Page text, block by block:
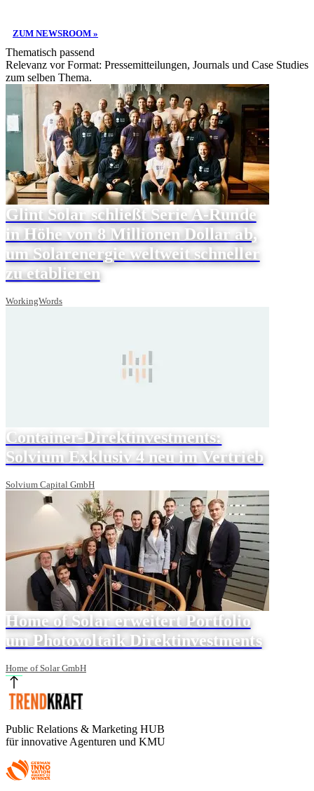
ZUM NEWSROOM »
Thematisch passend
Relevanz vor Format: Pressemitteilungen, Journals und Case Studies
zum selben Thema.
Glint Solar schließt Serie A-Runde
in Höhe von 8 Millionen Dollar ab,
um Solarenergie weltweit schneller
zu etablieren
WorkingWords
Container-Direktinvestments:
Solvium Exklusiv 4 neu im Vertrieb
Solvium Capital GmbH
Home of Solar erweitert Portfolio
um Photovoltaik Direktinvestments
Home of Solar GmbH
Public Relations & Marketing HUB
für innovative Agenturen und KMU